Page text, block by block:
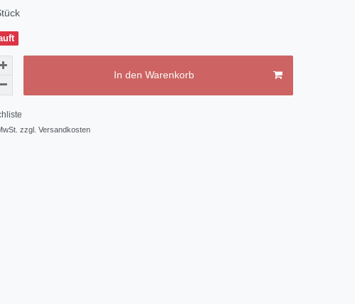
In den Warenkorb
zzgl. Versandkosten